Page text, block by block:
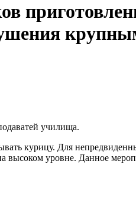
училища.
курицу. Для
высоком уровне. Данное